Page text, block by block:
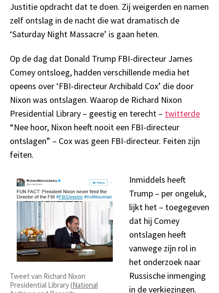
Justitie opdracht dat te doen. Zij weigerden en namen
zelf ontslag in de nacht die wat dramatisch de
‘Saturday Night Massacre’ is gaan heten.
Op de dag dat Donald Trump FBI-directeur James
Comey ontsloeg, hadden verschillende media het
opeens over ‘FBI-directeur Archibald Cox’ die door
Nixon was ontslagen. Waarop de Richard Nixon
Presidential Library – geestig en terecht – twitterde
“Nee hoor, Nixon heeft nooit een FBI-directeur
ontslagen” – Cox was geen FBI-directeur. Feiten zijn
feiten.
Tweet van Richard Nixon
Presidential Library (National
Inmiddels heeft
Trump – per ongeluk,
lijkt het – toegegeven
dat hij Comey
ontslagen heeft
vanwege zijn rol in
het onderzoek naar
Russische inmenging
in de verkiezingen.